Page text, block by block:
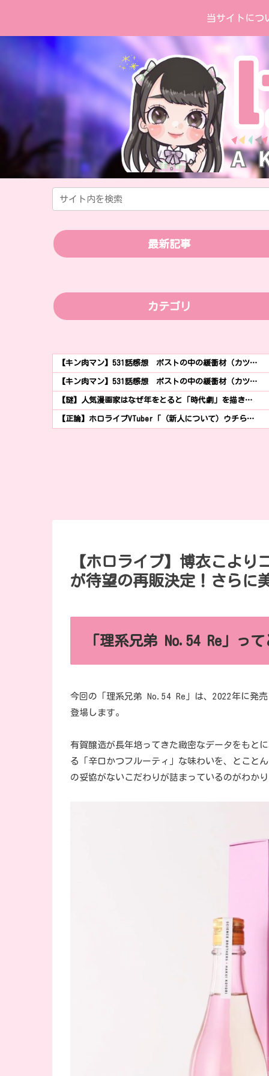
当サイトにつ
最新記事
カテゴリ
【キン肉マン】531話感想 ポストの中の緩衝材（カツ…
【キン肉マン】531話感想 ポストの中の緩衝材（カツ…
【謎】人気漫画家はなぜ年をとると「時代劇」を描き…
【正論】ホロライブVTuber「（新人について）ウチら…
【ホロライブ】博衣こよ
が待望の再販決定！さらに
「理系兄弟 No.54 Re」っ
今回の「理系兄弟 No.54 Re」は、2022年に発
登場します。
有賀醸造が長年培ってきた緻密なデータをもと
る「辛口かつフルーティ」な味わいを、とこと
の妥協がないこだわりが詰まっているのがわか